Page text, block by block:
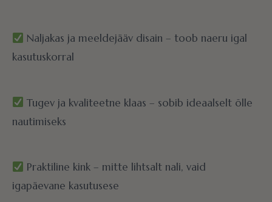
Naljakas ja meeldejääv disain – toob naeru igal
kasutuskorral
Tugev ja kvaliteetne klaas – sobib ideaalselt õlle
nautimiseks
Praktiline kink – mitte lihtsalt nali, vaid
igapäevane kasutusese